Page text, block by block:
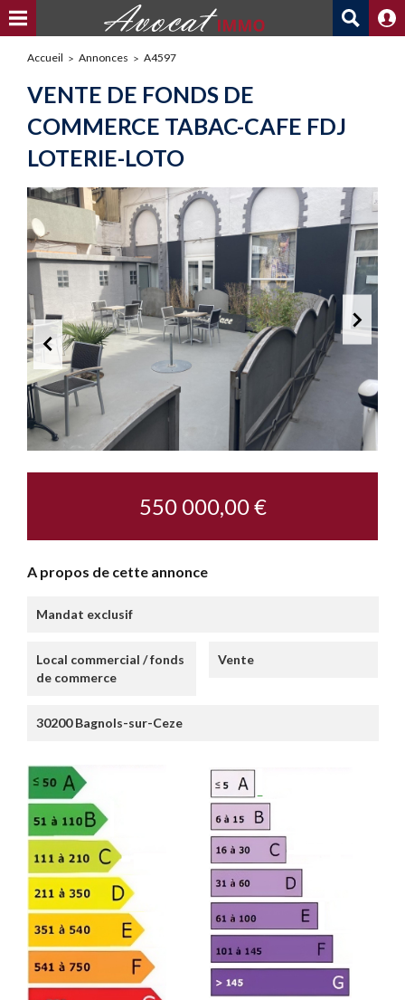
Accueil Annonces A4597
VENTE DE FONDS DE
COMMERCE TABAC-CAFE FDJ
LOTERIE-LOTO
550 000,00 €
A propos de cette annonce
Mandat exclusif
Local commercial / fonds
de commerce
Vente
30200 Bagnols-sur-Ceze